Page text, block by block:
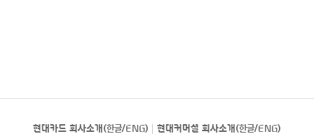
현대카드 회사소개(한글/ENG) 현대커머셜 회사소개(한글/ENG)